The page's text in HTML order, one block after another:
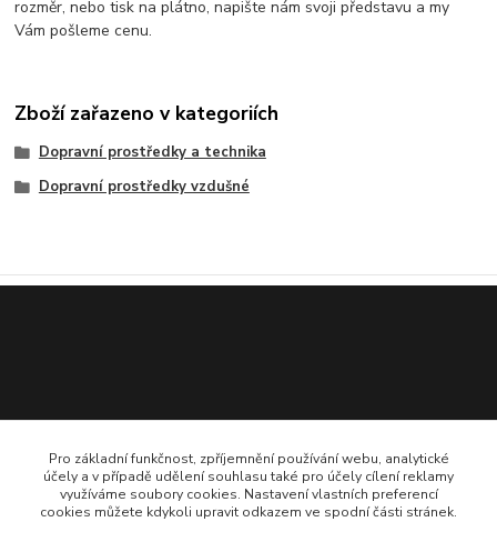
rozměr, nebo tisk na plátno, napište nám svoji představu a my
Vám pošleme cenu.
Zboží zařazeno v kategoriích
Dopravní prostředky a technika
Dopravní prostředky vzdušné
775 706 161
Pro základní funkčnost, zpříjemnění používání webu, analytické
účely a v případě udělení souhlasu také pro účely cílení reklamy
využíváme soubory cookies. Nastavení vlastních preferencí
cookies můžete kdykoli upravit odkazem ve spodní části stránek.